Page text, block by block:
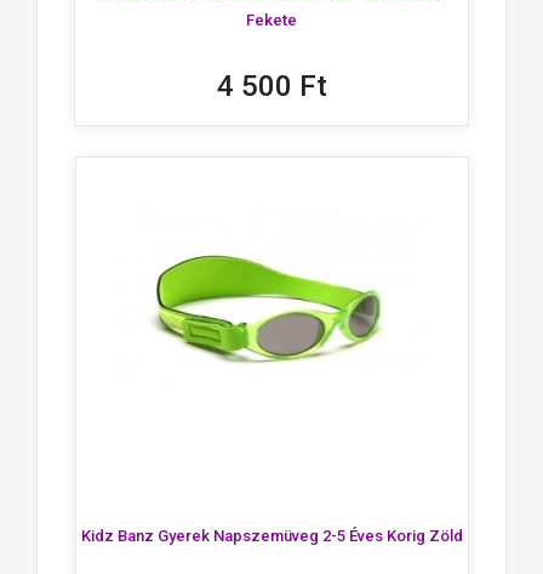
Fekete
4 500 Ft
Kidz Banz Gyerek Napszemüveg 2-5 Éves Korig Zöld